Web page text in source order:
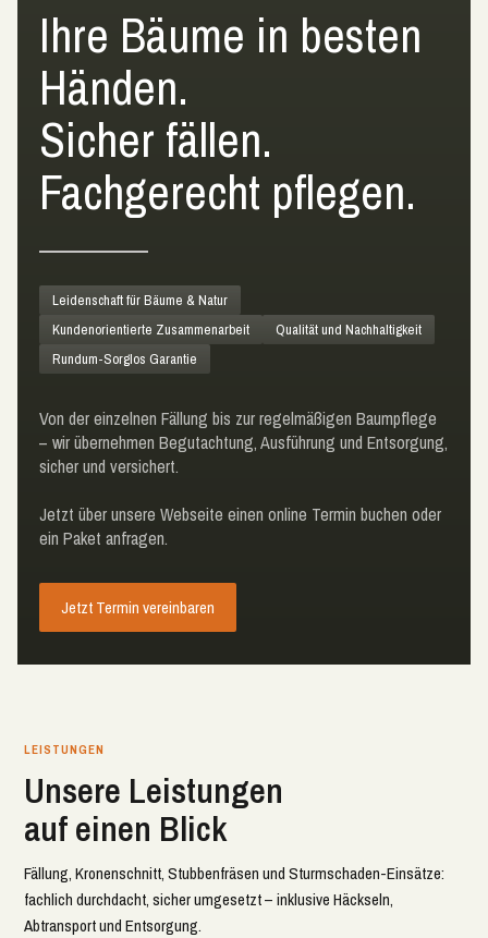
Ihre Bäume in besten
Händen.
Sicher fällen.
Fachgerecht pflegen.
Leidenschaft für Bäume & Natur
Kundenorientierte Zusammenarbeit
Qualität und Nachhaltigkeit
Rundum-Sorglos Garantie
Von der einzelnen Fällung bis zur regelmäßigen Baumpflege
– wir übernehmen Begutachtung, Ausführung und Entsorgung,
sicher und versichert.
Jetzt über unsere Webseite einen online Termin buchen oder
ein Paket anfragen.
Jetzt Termin vereinbaren
LEISTUNGEN
Unsere Leistungen
auf einen Blick
Fällung, Kronenschnitt, Stubbenfräsen und Sturmschaden-Einsätze:
fachlich durchdacht, sicher umgesetzt – inklusive Häckseln,
Abtransport und Entsorgung.